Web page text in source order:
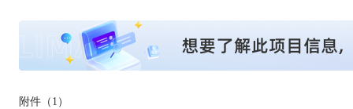
附件（1）